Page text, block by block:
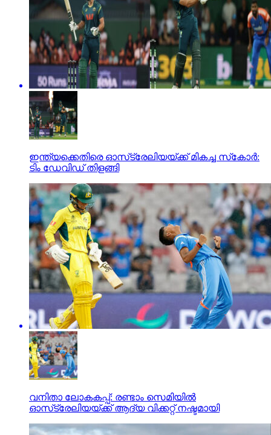
ഇന്ത്യക്കെതിരെ ഓസ്‌ട്രേലിയയ്ക്ക് മികച്ച സ്‌കോര്‍:
ടിം ഡേവിഡ് തിളങ്ങി
വനിതാ ലോകകപ്പ്: രണ്ടാം സെമിയില്‍
ഓസ്‌ട്രേലിയയ്ക്ക് ആദ്യ വിക്കറ്റ് നഷ്ടമായി